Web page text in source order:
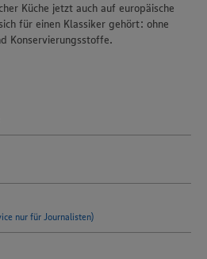
Ihre Daten, um unsere
und Ihnen möglichst relevante
Einwilligung in die Nutzung von
Küche jetzt auch auf europäische
für einen Klassiker gehört: ohne
Konservierungsstoffe.
nur für Journalisten)